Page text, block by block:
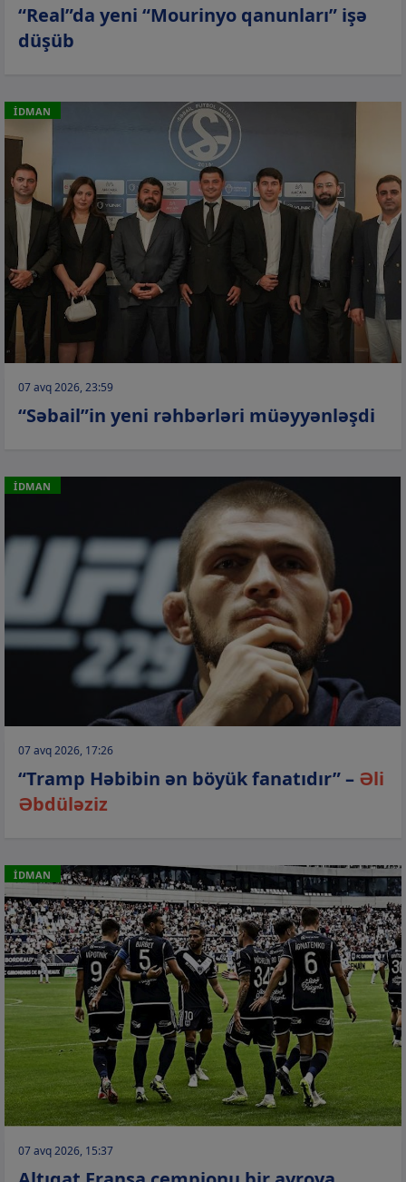
“Real”da yeni “Mourinyo qanunları” işə
düşüb
İDMAN
07 avq 2026, 23:59
“Səbail”in yeni rəhbərləri müəyyənləşdi
İDMAN
07 avq 2026, 17:26
“Tramp Həbibin ən böyük fanatıdır” – Əli
Əbdüləziz
İDMAN
07 avq 2026, 15:37